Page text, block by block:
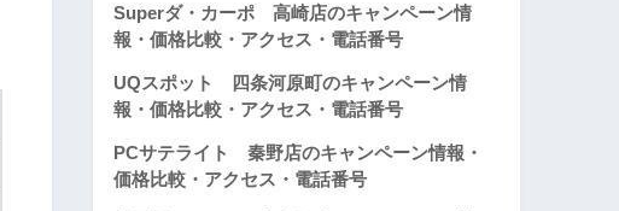
Superダ・カーポ 高崎店のキャンペーン情
報・価格比較・アクセス・電話番号
UQスポット 四条河原町のキャンペーン情
報・価格比較・アクセス・電話番号
PCサテライト 秦野店のキャンペーン情報・
価格比較・アクセス・電話番号